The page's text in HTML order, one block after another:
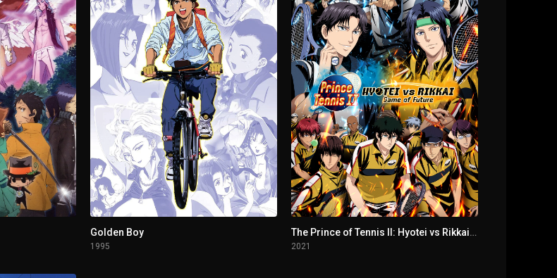
Golden Boy
1995
The Prince of Tennis II: Hyotei vs Rikkai - Game of Future
2021